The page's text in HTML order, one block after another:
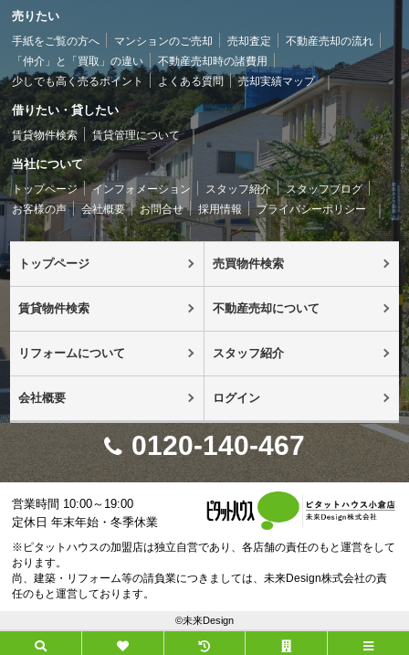
売りたい
手紙をご覧の方へ マンションのご売却 売却査定
不動産売却の流れ
「仲介」と「買取」の違い
不動産売却時の諸費用
少しでも高く売るポイント
よくある質問 売却実績マップ
借りたい・貸したい
賃貸物件検索 賃貸管理について
当社について
トップページ インフォメーション スタッフ紹介
スタッフブログ
お客様の声
会社概要 お問合せ 採用情報 プライバシーポリシー
トップページ 売買物件検索
賃貸物件検索 不動産売却について
リフォームについて スタッフ紹介
会社概要 ログイン
0120-140-467
営業時間 10:00～19:00
定休日 年末年始・冬季休業
※ピタットハウスの加盟店は独立自営であり、各店舗の責任のもと運営をして
おります。
尚、建築・リフォーム等の請負業につきましては、未来Design株式会社の責
任のもと運営しております。
©未来Design